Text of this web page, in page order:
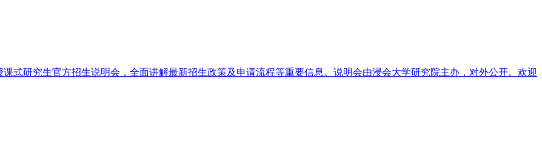
式研究生官方招生说明会，全面讲解最新招生政策及申请流程等重要信息。说明会由浸会大学研究院主办，对外公开。欢迎